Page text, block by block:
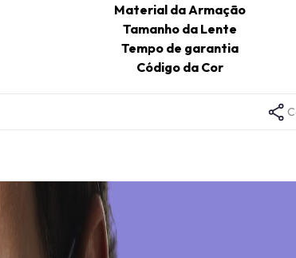
Material da Armação
Tamanho da Lente
Tempo de garantia
Código da Cor